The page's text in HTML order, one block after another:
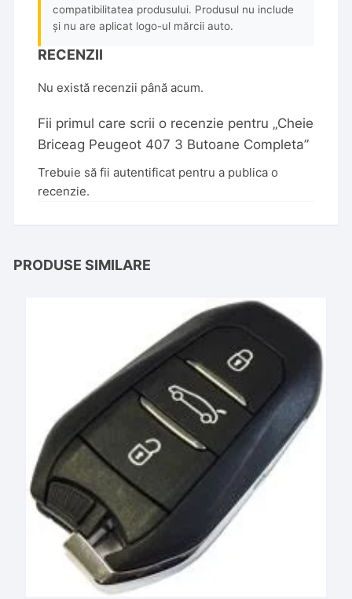
compatibilitatea produsului. Produsul nu include
și nu are aplicat logo-ul mărcii auto.
RECENZII
Nu există recenzii până acum.
Fii primul care scrii o recenzie pentru „Cheie
Briceag Peugeot 407 3 Butoane Completa”
Trebuie să fiiautentificat pentru a publica o
recenzie.
PRODUSE SIMILARE